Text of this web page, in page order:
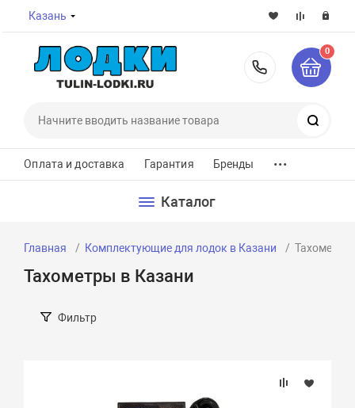
Казань
8-800-
0
Оплата и доставка Гарантия Бренды ...
Каталог
Главная Комплектующие для лодок в Казани Тахометры
Тахометры в Казани
Фильтр